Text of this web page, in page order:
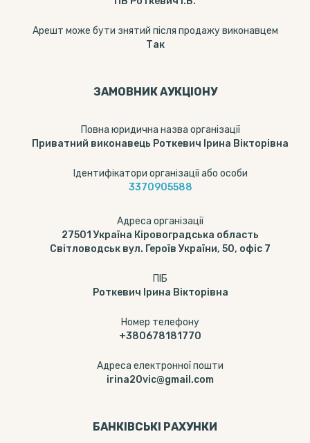
Арешт може бути знятий після продажу виконавцем
Так
ЗАМОВНИК АУКЦІОНУ
Повна юридична назва організації
Приватний виконавець Роткевич Ірина Вікторівна
Ідентифікатори організації або особи
3370905588
Адреса організації
27501 Україна Кіровоградська область
Світловодськ вул. Героїв України, 50, офіс 7
ПІБ
Роткевич Ірина Вікторівна
Номер телефону
+380678181770
Адреса електронної пошти
irina20vic@gmail.com
БАНКІВСЬКІ РАХУНКИ